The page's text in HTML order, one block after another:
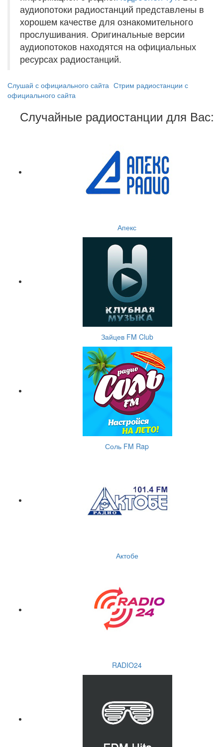
аудиопотоки радиостанций представлены в
хорошем качестве для ознакомительного
прослушивания. Оригинальные версии
аудиопотоков находятся на официальных
ресурсах радиостанций.
Слушай с официального сайта Стрим радиостанции с
официального сайта
Случайные радиостанции для Вас:
Апекс
Зайцев FM Club
Соль FM Rap
Актобе
RADIO24